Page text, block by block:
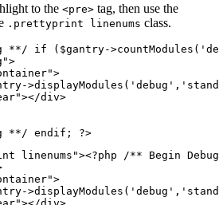
to the <pre> tag, then use the
.prettyprint linenums class.
**/ if ($gantry-
div>
**/ endif; ?>
linenums"><?php /** Begin